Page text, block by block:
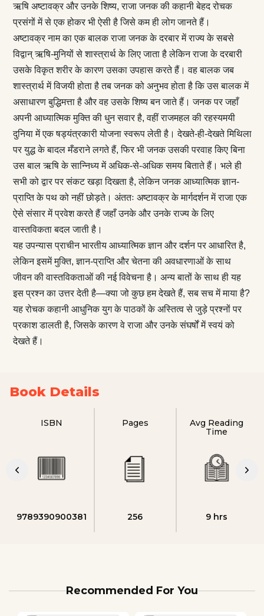
ऋषि अष्टावक्र और उनके शिष्य, राजा जनक की कहानी बेहद रोचक
प्रसंगों में से एक होकर भी ऐसी है जिसे कम ही लोग जानते हैं।
अष्टावक्र नाम का एक बालक राजा जनक के दरबार में राज्य के सबसे
विद्वान् ऋषि-मुनियों से शास्त्रार्थ के लिए जाता है लेकिन राजा के दरबारी
उसके विकृत शरीर के कारण उसका उपहास करते हैं। वह बालक जब
शास्त्रार्थ में विजयी होता है तब जनक को अनुभव होता है कि उस बालक में
असाधारण बुद्धिमत्ता है और वह उसके शिष्य बन जाते हैं। जनक पर जहाँ
अपनी आध्यात्मिक मुक्ति की धुन सवार है, वहीं राजमहल की रहस्यमयी
दुनिया में एक षड्यंत्रकारी योजना स्वरूप लेती है। देखते-ही-देखते मिथिला
पर युद्ध के बादल मँडराने लगते हैं, फिर भी जनक उसकी परवाह किए बिना
उस बाल ऋषि के सान्निध्य में अधिक-से-अधिक समय बिताते हैं। भले ही
सभी को द्वार पर संकट खड़ा दिखता है, लेकिन जनक आध्यात्मिक ज्ञान-
प्राप्ति के पथ को नहीं छोड़ते। अंततः अष्टावक्र के मार्गदर्शन में राजा एक
ऐसे संसार में प्रवेश करते हैं जहाँ उनके और उनके राज्य के लिए
वास्तविकता बदल जाती है।
यह उपन्यास प्राचीन भारतीय आध्यात्मिक ज्ञान और दर्शन पर आधारित है,
लेकिन इसमें मुक्ति, ज्ञान-प्राप्ति और चेतना की अवधारणाओं के साथ
जीवन की वास्तविकताओं की नई विवेचना है। अन्य बातों के साथ ही यह
इस प्रश्न का उत्तर देती है—क्या जो कुछ हम देखते हैं, सब सच में माया है?
यह रोचक कहानी आधुनिक युग के पाठकों के अस्तित्व से जुड़े प्रश्नों पर
प्रकाश डालती है, जिसके कारण वे राजा और उनके संघर्षों में स्वयं को
देखते हैं।
Book Details
ISBN
9789390900381
Pages
256
Avg Reading
Time
9 hrs
Recommended For You